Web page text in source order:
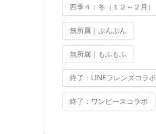
四季４：冬（１２～２月）
無所属｜ぷんぷん
無所属｜もふもふ
終了：LINEフレンズコラボ
終了：ワンピースコラボ